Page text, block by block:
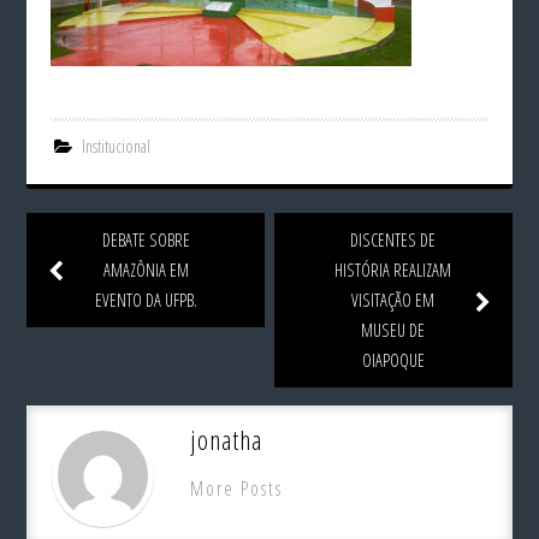
Institucional
DEBATE SOBRE
AMAZÔNIA EM
EVENTO DA UFPB.
DISCENTES DE
HISTÓRIA REALIZAM
VISITAÇÃO EM
MUSEU DE
OIAPOQUE
jonatha
More Posts